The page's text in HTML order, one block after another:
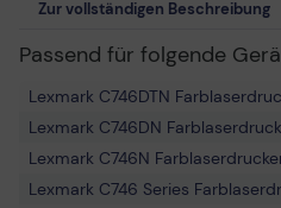
Zur vollständigen Beschreibung
Passend für folgende
Lexmark C746DTN
Lexmark C746DN
Lexmark C746N
Lexmark C746 Series